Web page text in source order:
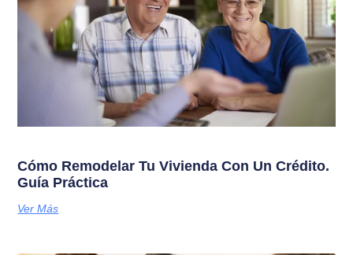
Cómo Remodelar Tu Vivienda Con Un Crédito.
Guía Práctica
Ver Más